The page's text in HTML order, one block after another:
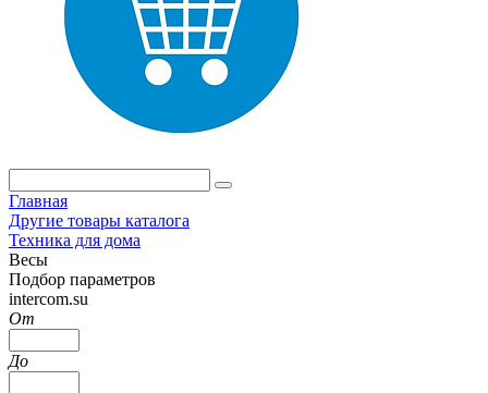
Главная
Другие товары каталога
Техника для дома
Весы
Подбор параметров
intercom.su
От
До